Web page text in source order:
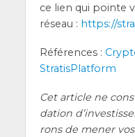
ce lien qui pointe
réseau : https://
Réfé­rences :
Stra­tis­Plat­form
Cet article ne
da­tion
rons de mener